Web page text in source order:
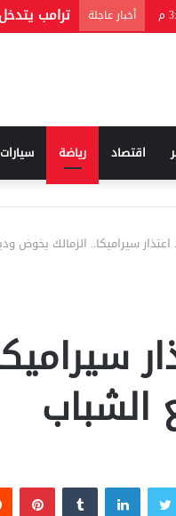
أخبار عاجلة
اقتصاد رياضة سيارات
اعتذار سيراميكا.. الزمالك يخوض
الشباب
لينكدإن بينتيريست